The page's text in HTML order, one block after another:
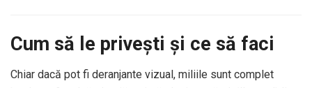
Cum să le privești și ce să faci
Chiar dacă pot fi deranjante vizual, miliile sunt complet